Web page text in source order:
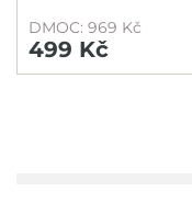
Značka
DMOC: 969 Kč
499 Kč